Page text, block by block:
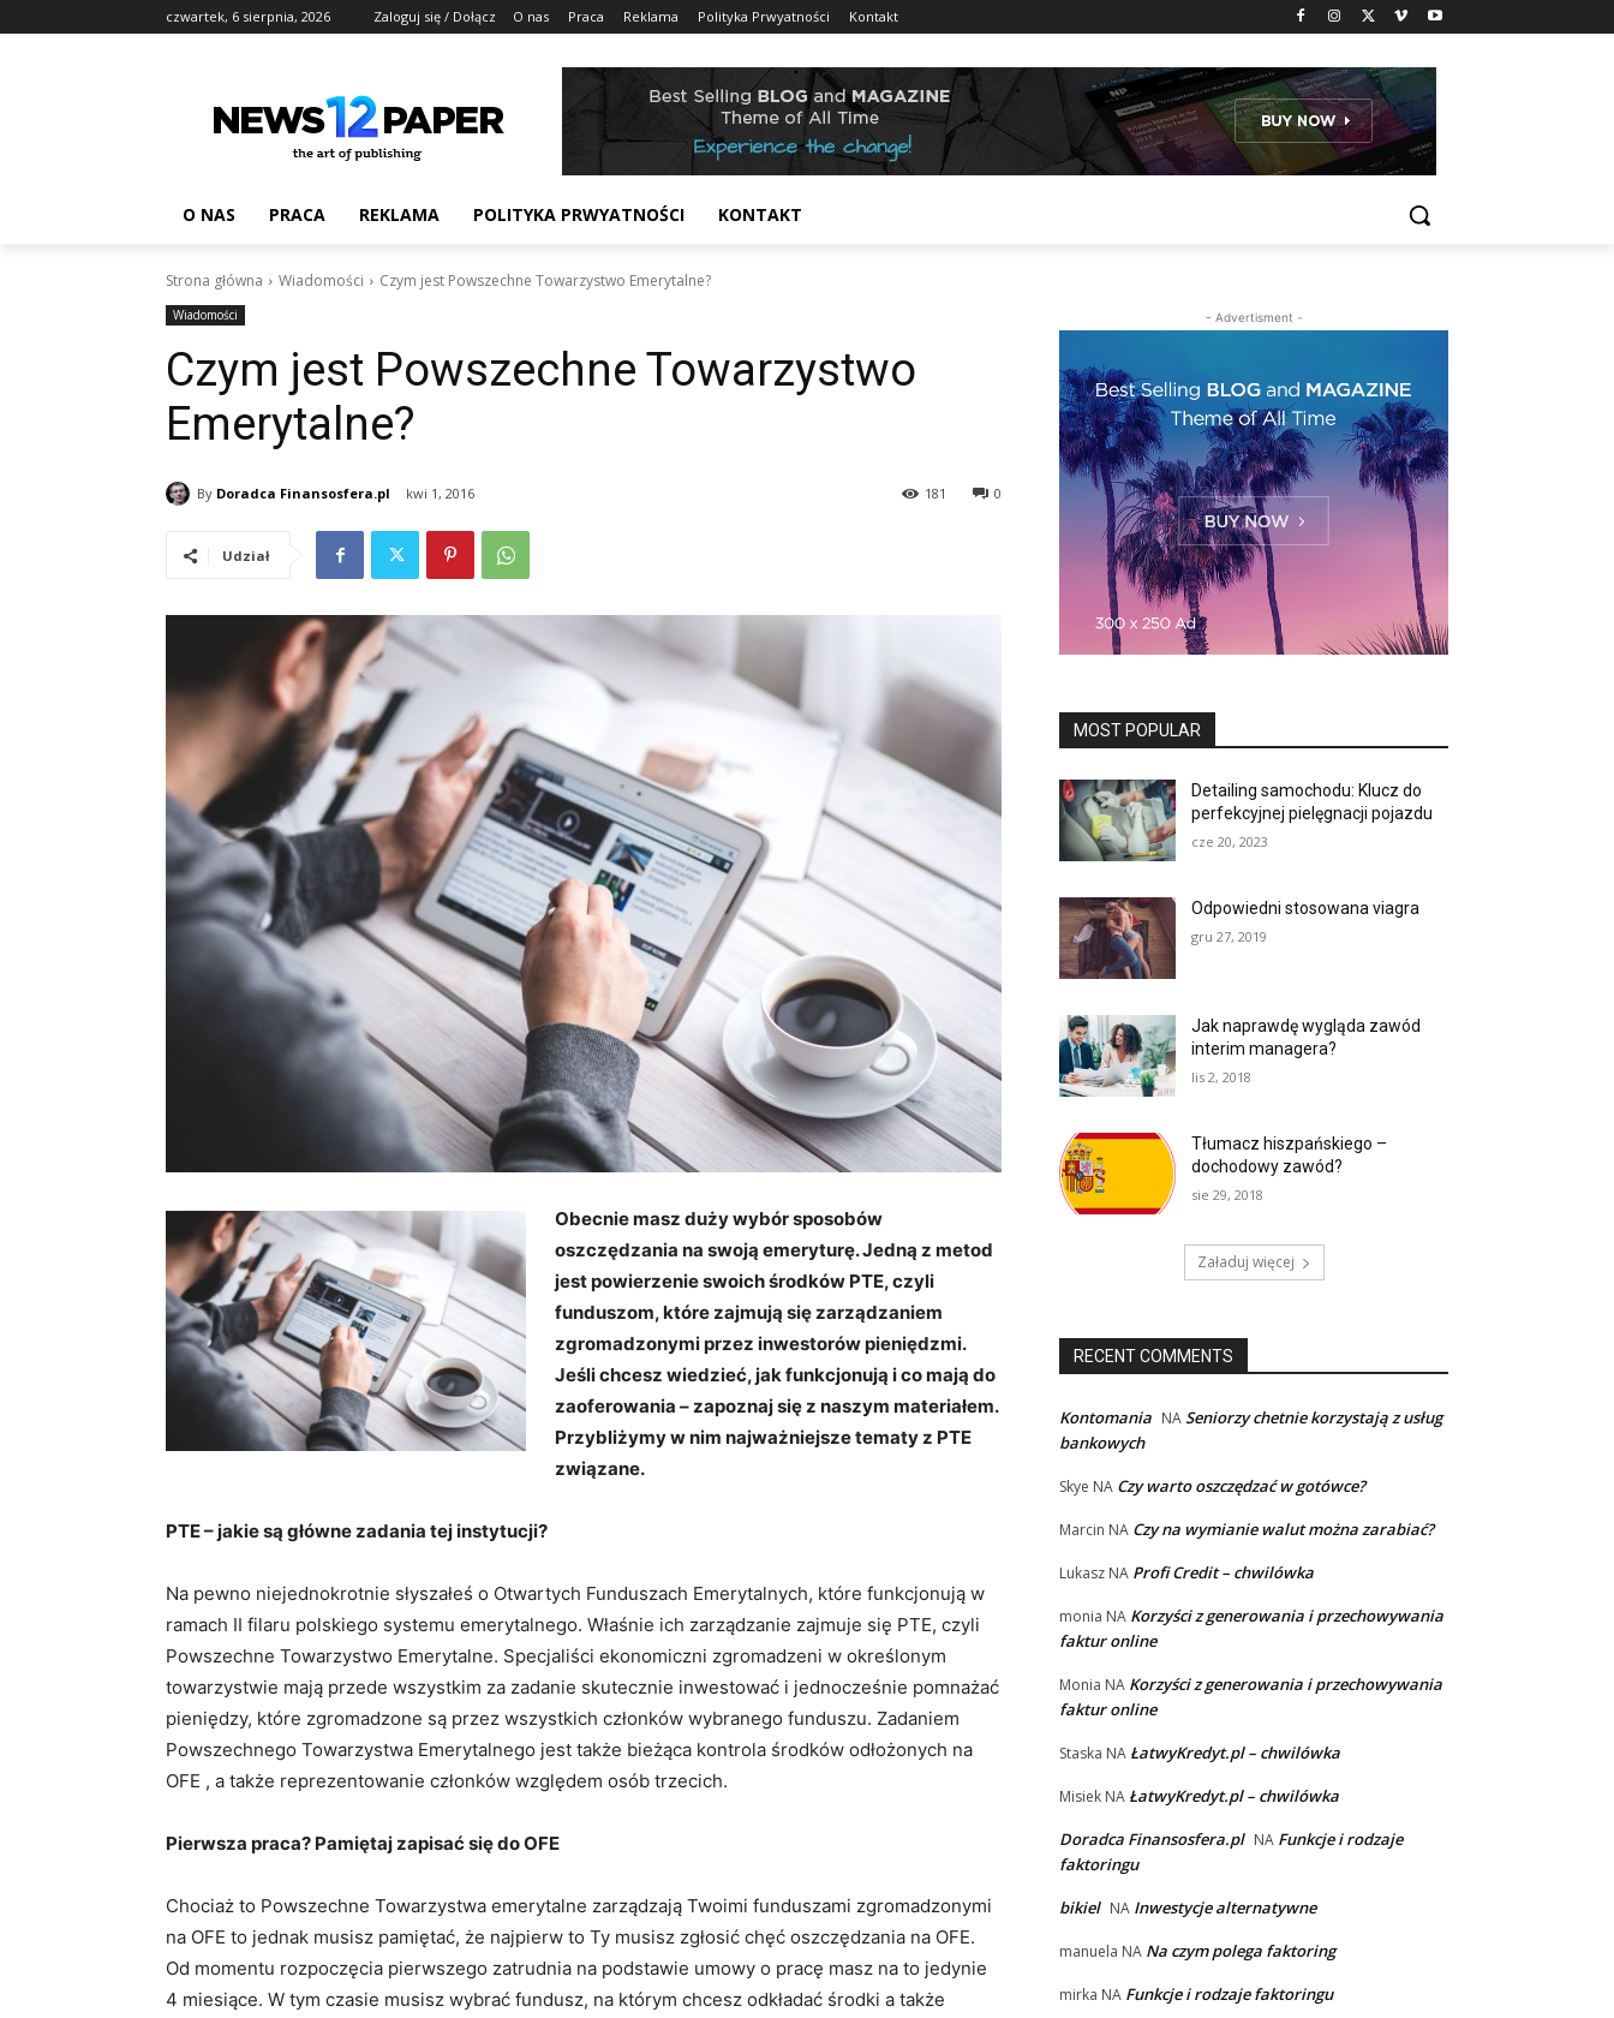
czwartek, 6 sierpnia, 2026 Zaloguj się / Dołącz O nas Praca Reklama Polityka Prwyatności Kontakt
O NAS PRACA REKLAMA POLITYKA PRWYATNOŚCI KONTAKT
Strona główna Wiadomości Czym jest Powszechne Towarzystwo Emerytalne?
Wiadomości
Czym jest Powszechne Towarzystwo
Emerytalne?
By Doradca Finansosfera.pl kwi 1, 2016 0
181
Udział
Obecnie masz duży wybór sposobów
oszczędzania na swoją emeryturę. Jedną z metod
jest powierzenie swoich środków PTE, czyli
funduszom, które zajmują się zarządzaniem
zgromadzonymi przez inwestorów pieniędzmi.
Jeśli chcesz wiedzieć, jak funkcjonują i co mają do
zaoferowania – zapoznaj się z naszym materiałem.
Przybliżymy w nim najważniejsze tematy z PTE
związane.
PTE – jakie są główne zadania tej instytucji?
Na pewno niejednokrotnie słyszałeś o Otwartych Funduszach Emerytalnych, które funkcjonują w
ramach II filaru polskiego systemu emerytalnego. Właśnie ich zarządzanie zajmuje się PTE, czyli
Powszechne Towarzystwo Emerytalne. Specjaliści ekonomiczni zgromadzeni w określonym
towarzystwie mają przede wszystkim za zadanie skutecznie inwestować i jednocześnie pomnażać
pieniędzy, które zgromadzone są przez wszystkich członków wybranego funduszu. Zadaniem
Powszechnego Towarzystwa Emerytalnego jest także bieżąca kontrola środków odłożonych na
OFE , a także reprezentowanie członków względem osób trzecich.
Pierwsza praca? Pamiętaj zapisać się do OFE
Chociaż to Powszechne Towarzystwa emerytalne zarządzają Twoimi funduszami zgromadzonymi
na OFE to jednak musisz pamiętać, że najpierw to Ty musisz zgłosić chęć oszczędzania na OFE.
Od momentu rozpoczęcia pierwszego zatrudnia na podstawie umowy o pracę masz na to jedynie
4 miesiące. W tym czasie musisz wybrać fundusz, na którym chcesz odkładać środki a także
- Advertisment -
MOST POPULAR
Detailing samochodu: Klucz do
perfekcyjnej pielęgnacji pojazdu
cze 20, 2023
Odpowiedni stosowana viagra
gru 27, 2019
Jak naprawdę wygląda zawód
interim managera?
lis 2, 2018
Tłumacz hiszpańskiego –
dochodowy zawód?
sie 29, 2018
Załaduj więcej
RECENT COMMENTS
Kontomania NASeniorzy chetnie korzystają z usług
bankowych
Skye NA Czy warto oszczędzać w gotówce?
Marcin NA Czy na wymianie walut można zarabiać?
Lukasz NA Profi Credit – chwilówka
monia NA Korzyści z generowania i przechowywania
faktur online
Monia NA Korzyści z generowania i przechowywania
faktur online
Staska NA ŁatwyKredyt.pl – chwilówka
Misiek NA ŁatwyKredyt.pl – chwilówka
Doradca Finansosfera.pl NA Funkcje i rodzaje
faktoringu
bikiel NA Inwestycje alternatywne
manuela NA Na czym polega faktoring
mirka NA Funkcje i rodzaje faktoringu